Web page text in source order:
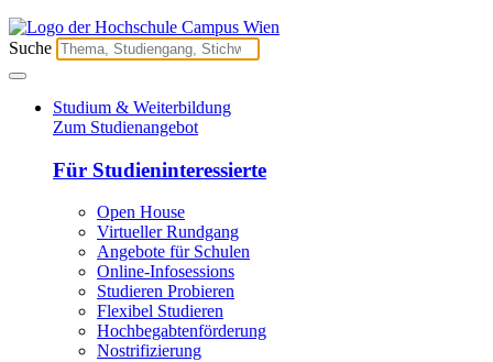
Suche
Studium & Weiterbildung
Zum Studienangebot
Für Studieninteressierte
Open House
Virtueller Rundgang
Angebote für Schulen
Online-Infosessions
Studieren Probieren
Flexibel Studieren
Hochbegabtenförderung
Nostrifizierung